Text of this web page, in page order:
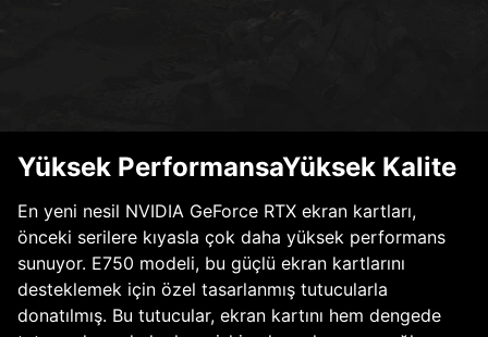
Yüksek PerformansaYüksek Kalite
En yeni nesil NVIDIA GeForce RTX ekran kartları,
önceki serilere kıyasla çok daha yüksek performans
sunuyor. E750 modeli, bu güçlü ekran kartlarını
desteklemek için özel tasarlanmış tutucularla
donatılmış. Bu tutucular, ekran kartını hem dengede